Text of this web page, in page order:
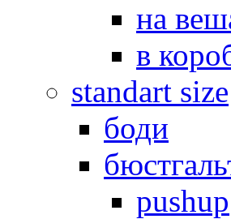
на
в
standart size
боди
pushup